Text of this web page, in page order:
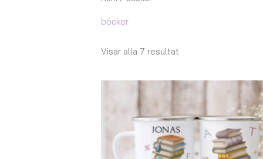
böcker
Visar alla 7 resultat
Prisintervall:
167,00 kr